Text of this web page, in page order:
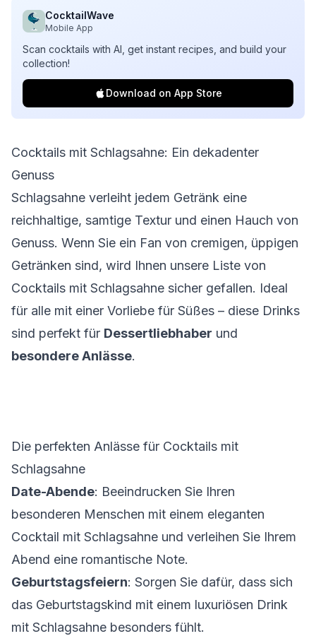
CocktailWave
Mobile App
Scan cocktails with AI, get instant recipes, and build your
collection!
Download on App Store
Cocktails mit Schlagsahne: Ein dekadenter
Genuss
Schlagsahne verleiht jedem Getränk eine
reichhaltige, samtige Textur und einen Hauch von
Genuss. Wenn Sie ein Fan von cremigen, üppigen
Getränken sind, wird Ihnen unsere Liste von
Cocktails mit Schlagsahne sicher gefallen. Ideal
für alle mit einer Vorliebe für Süßes – diese Drinks
sind perfekt für Dessertliebhaber und
besondere Anlässe.
Die perfekten Anlässe für Cocktails mit
Schlagsahne
Date-Abende: Beeindrucken Sie Ihren
besonderen Menschen mit einem eleganten
Cocktail mit Schlagsahne und verleihen Sie Ihrem
Abend eine romantische Note.
Geburtstagsfeiern: Sorgen Sie dafür, dass sich
das Geburtstagskind mit einem luxuriösen Drink
mit Schlagsahne besonders fühlt.